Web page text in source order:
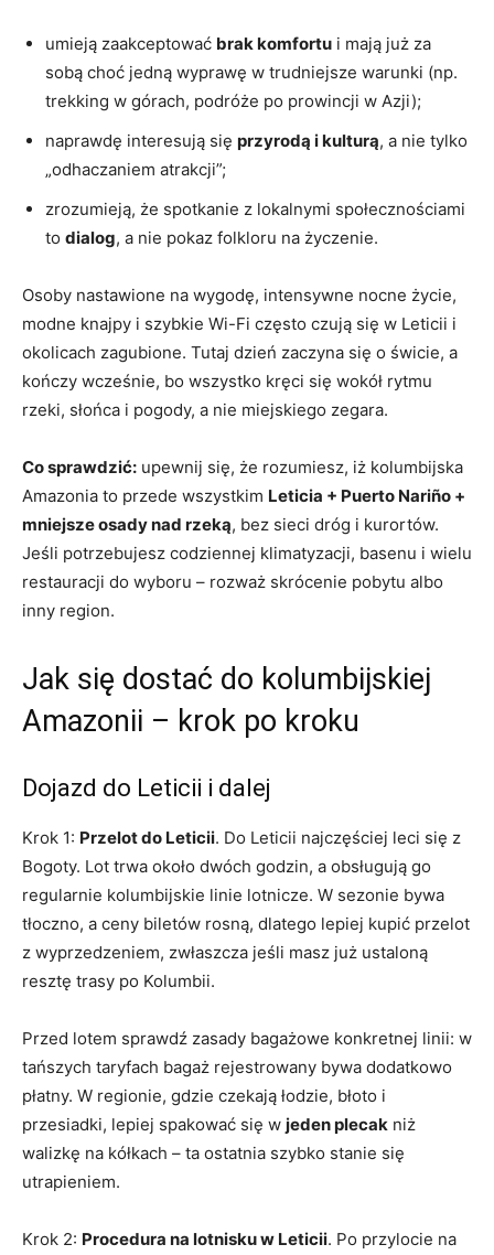
umieją zaakceptować brak komfortu i mają już za
sobą choć jedną wyprawę w trudniejsze warunki (np.
trekking w górach, podróże po prowincji w Azji);
naprawdę interesują się przyrodą i kulturą, a nie tylko
„odhaczaniem atrakcji”;
zrozumieją, że spotkanie z lokalnymi społecznościami
to dialog, a nie pokaz folkloru na życzenie.
Osoby nastawione na wygodę, intensywne nocne życie,
modne knajpy i szybkie Wi-Fi często czują się w Leticii i
okolicach zagubione. Tutaj dzień zaczyna się o świcie, a
kończy wcześnie, bo wszystko kręci się wokół rytmu
rzeki, słońca i pogody, a nie miejskiego zegara.
Co sprawdzić: upewnij się, że rozumiesz, iż kolumbijska
Amazonia to przede wszystkim Leticia + Puerto Nariño +
mniejsze osady nad rzeką, bez sieci dróg i kurortów.
Jeśli potrzebujesz codziennej klimatyzacji, basenu i wielu
restauracji do wyboru – rozważ skrócenie pobytu albo
inny region.
Jak się dostać do kolumbijskiej
Amazonii – krok po kroku
Dojazd do Leticii i dalej
Krok 1: Przelot do Leticii. Do Leticii najczęściej leci się z
Bogoty. Lot trwa około dwóch godzin, a obsługują go
regularnie kolumbijskie linie lotnicze. W sezonie bywa
tłoczno, a ceny biletów rosną, dlatego lepiej kupić przelot
z wyprzedzeniem, zwłaszcza jeśli masz już ustaloną
resztę trasy po Kolumbii.
Przed lotem sprawdź zasady bagażowe konkretnej linii: w
tańszych taryfach bagaż rejestrowany bywa dodatkowo
płatny. W regionie, gdzie czekają łodzie, błoto i
przesiadki, lepiej spakować się w jeden plecak niż
walizkę na kółkach – ta ostatnia szybko stanie się
utrapieniem.
Krok 2: Procedura na lotnisku w Leticii. Po przylocie na